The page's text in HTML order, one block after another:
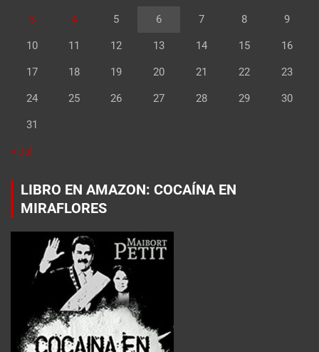
3 4 5 6 7 8 9
10 11 12 13 14 15 16
17 18 19 20 21 22 23
24 25 26 27 28 29 30
31
« Jul
LIBRO EN AMAZON: COCAÍNA EN
MIRAFLORES